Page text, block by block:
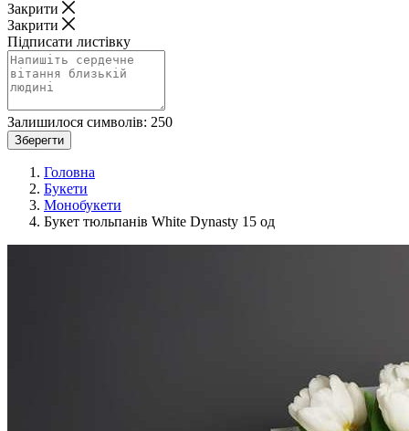
Закрити
Закрити
Підписати листівку
Залишилося символів: 250
Зберегти
Головна
Букети
Монобукети
Букет тюльпанів White Dynasty 15 од